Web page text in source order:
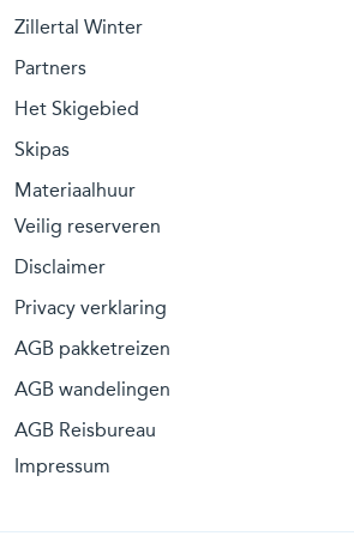
Zillertal Winter
Partners
Het Skigebied
Skipas
Materiaalhuur
Veilig reserveren
Disclaimer
Privacy verklaring
AGB pakketreizen
AGB wandelingen
AGB Reisbureau
Impressum